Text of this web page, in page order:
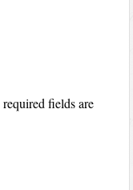
required fields are